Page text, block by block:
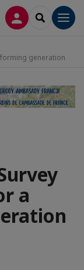
LOGOWANIE
SEARCH
generation
a